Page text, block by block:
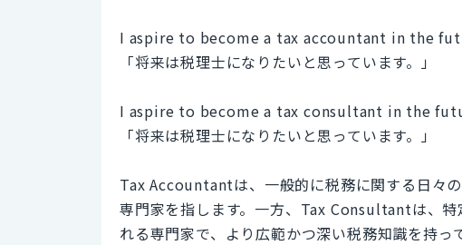
I aspire to become a tax accountant in the
「将来は税理士になりたいと思っています。」
I aspire to become a tax consultant in the
「将来は税理士になりたいと思っています。」
Tax Accountantは、一般的に税務に関する日々
専門家を指します。一方、Tax Consultantは、
れる専門家で、より広範かつ深い税務知識を持